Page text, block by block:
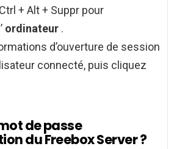
+ Alt + Suppr pour
ordinateur .
d’ouverture de session
connecté, puis cliquez
de passe
du Freebox Server ?